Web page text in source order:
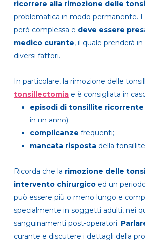
ricorrere alla rimozione delle
problematica in modo permanente.
però complessa e deve essere
medico curante, il quale prenderà
diversi fattori.
In particolare, la rimozione delle
tonsillectomia e è consigliata in
episodi di tonsillite ricorrente
in un anno);
complicanze frequenti;
mancata risposta della
Ricorda che la rimozione delle
intervento chirurgico ed un
può essere più o meno lungo e
specialmente in soggetti adulti, nei
sanguinamenti post-operatori.
curante e discutere i dettagli della